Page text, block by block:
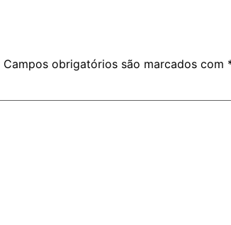
Campos obrigatórios são marcados com